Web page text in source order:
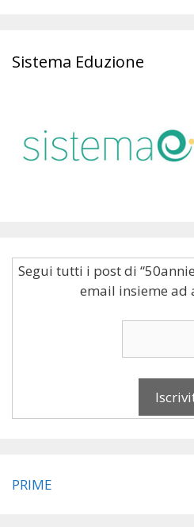
Sistema Eduzione
Segui tutti i post di
email insieme ad
PRIME